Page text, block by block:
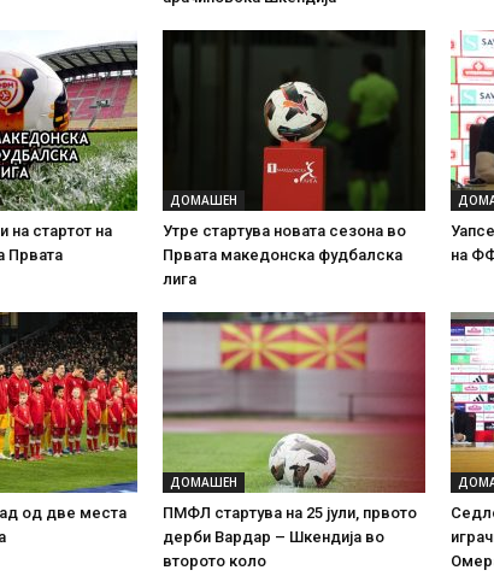
стартот на
Првата
ДОМАШЕН
Утре стартува новата сезона во
Првата македонска фудбалска
лига
на
од две места
ДОМАШЕН
ПМФЛ стартува на 25 јули, првото
дерби Вардар – Шкендија во
второто коло